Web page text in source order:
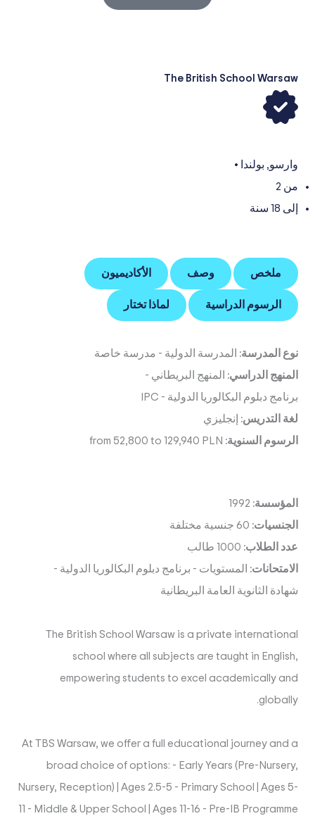
The British School Warsaw
وارسو, بولندا •
من 2
إلى 18 سنة
ملخص وصف الأكاديميون
الرسوم الدراسية لماذا تختار
نوع المدرسة: المدرسة الدولية - مدرسة خاصة
المنهج الدراسي: المنهج البريطاني -
برنامج دبلوم البكالوريا الدولية -
IPC
لغة التدريس: إنجليزي
الرسوم السنوية: from 52,800 to 129,940 PLN
المؤسسة: 1992
الجنسيات: 60 جنسية مختلفة
عدد الطلاب: 1000 طالب
الامتحانات: المستويات - برنامج دبلوم البكالوريا الدولية -
شهادة الثانوية العامة البريطانية
The British School Warsaw is a private international
school where all subjects are taught in English,
empowering students to excel academically and
globally.
At TBS Warsaw, we offer a full educational journey and a
broad choice of options: - Early Years (Pre-Nursery,
Nursery, Reception) | Ages 2.5-5 - Primary School | Ages 5-
11 - Middle & Upper School | Ages 11-16 - Pre-IB Programme